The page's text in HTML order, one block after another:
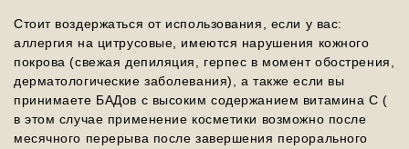
Стоит воздержаться от использования, если у вас:
аллергия на цитрусовые, имеются нарушения кожного
покрова (свежая депиляция, герпес в момент обострения,
дерматологические заболевания), а также если вы
принимаете БАДов с высоким содержанием витамина С (
в этом случае применение косметики возможно после
месячного перерыва после завершения перорального